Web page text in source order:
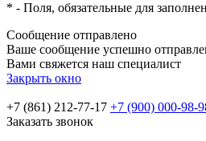
* - Поля, обязательные для
Сообщение отправлено
Ваше сообщение успешно
Вами свяжется наш специалист
Закрыть окно
+7 (861) 212-77-17 +7 (900) 000-98-
Заказать звонок